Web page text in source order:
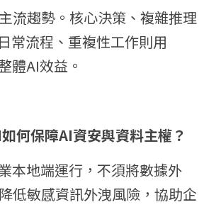
流趨勢。核心決策、複雜推理
常流程、重複性工作則用
體AI效益。
何保障AI資安與資料主權？
本地端運行，不須將數據外
低敏感資訊外洩風險，協助企